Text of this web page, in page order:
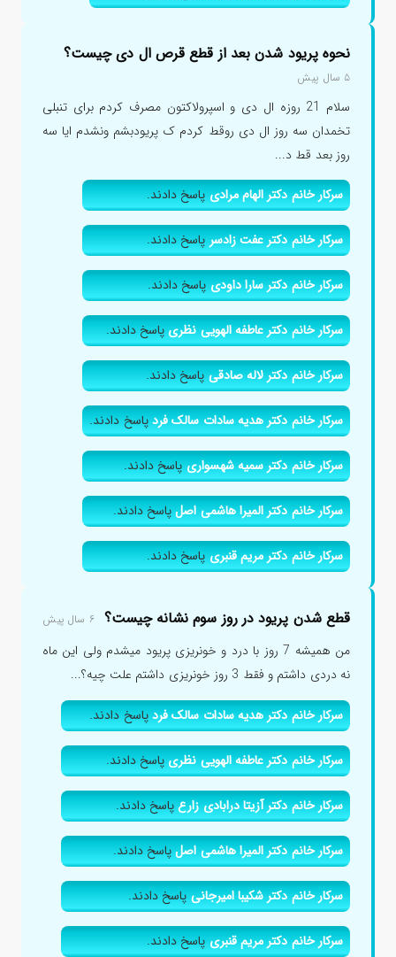
نحوه پریود شدن بعد از قطع قرص ال دی چیست؟
۵ سال پیش
سلام 21 روزه ال دی و اسپرولاکتون مصرف کردم برای تنبلی
تخمدان سه روز ال دی روقط کردم ک پریودبشم ونشدم ایا سه
روز بعد قط د...
سرکار خانم دکتر الهام مرادیپاسخ دادند.
سرکار خانم دکتر عفت زادسرپاسخ دادند.
سرکار خانم دکتر سارا داودیپاسخ دادند.
سرکار خانم دکتر عاطفه الهویی نظریپاسخ دادند.
سرکار خانم دکتر لاله صادقیپاسخ دادند.
سرکار خانم دکتر هدیه سادات سالک فردپاسخ دادند.
سرکار خانم دکتر سمیه شهسواریپاسخ دادند.
سرکار خانم دکتر المیرا هاشمی اصلپاسخ دادند.
سرکار خانم دکتر مریم قنبریپاسخ دادند.
قطع شدن پریود در روز سوم نشانه چیست؟ ۶ سال پیش
من همیشه 7 روز با درد و خونریزی پریود میشدم ولی این ماه
نه دردی داشتم و فقط 3 روز خونریزی داشتم علت چیه؟...
سرکار خانم دکتر هدیه سادات سالک فردپاسخ دادند.
سرکار خانم دکتر عاطفه الهویی نظریپاسخ دادند.
سرکار خانم دکتر آزیتا درابادی زارعپاسخ دادند.
سرکار خانم دکتر المیرا هاشمی اصلپاسخ دادند.
سرکار خانم دکتر شکیبا امیرجانیپاسخ دادند.
سرکار خانم دکتر مریم قنبریپاسخ دادند.